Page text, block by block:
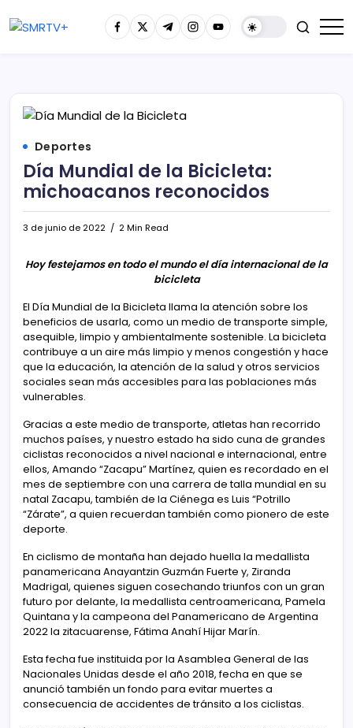
Deportes
Día Mundial de la Bicicleta:
michoacanos reconocidos
3 de junio de 2022 2 Min Read
Hoy festejamos en todo el mundo el día internacional de la
bicicleta
El Día Mundial de la Bicicleta llama la atención sobre los
beneficios de usarla, como un medio de transporte simple,
asequible, limpio y ambientalmente sostenible. La bicicleta
contribuye a un aire más limpio y menos congestión y hace
que la educación, la atención de la salud y otros servicios
sociales sean más accesibles para las poblaciones más
vulnerables.
Gracias a este medio de transporte, atletas han recorrido
muchos países, y nuestro estado ha sido cuna de grandes
ciclistas reconocidos a nivel nacional e internacional, entre
ellos, Amando “Zacapu” Martínez, quien es recordado en el
mes de septiembre con una carrera de talla mundial en su
natal Zacapu, también de la Ciénega es Luis “Potrillo
“Zárate”, a quien recuerdan también como pionero de este
deporte.
En ciclismo de montaña han dejado huella la medallista
panamericana Anayantzin Guzmán Fuerte y, Ziranda
Madrigal, quienes siguen cosechando triunfos con un gran
futuro por delante, la medallista centroamericana, Pamela
Quintana y la campeona del Panamericano de Argentina
2022 la zitacuarense, Fátima Anahí Hijar Marín.
Esta fecha fue instituida por la Asamblea General de las
Nacionales Unidas desde el año 2018, fecha en que se
anunció también un fondo para evitar muertes a
consecuencia de accidentes de tránsito a los ciclistas.